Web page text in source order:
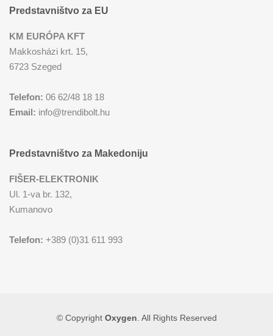
Predstavništvo za EU
KM EURÓPA KFT
Makkosházi krt. 15,
6723 Szeged
Telefon: 06 62/48 18 18
Email: info@trendibolt.hu
Predstavništvo za Makedoniju
FIŠER-ELEKTRONIK
Ul. 1-va br. 132,
Kumanovo
Telefon: +389 (0)31 611 993
© Copyright Oxygen . All Rights Reserved